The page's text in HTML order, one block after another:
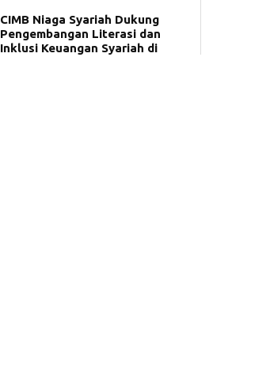
CIMB Niaga Syariah Dukung
Pengembangan Literasi dan
Inklusi Keuangan Syariah di